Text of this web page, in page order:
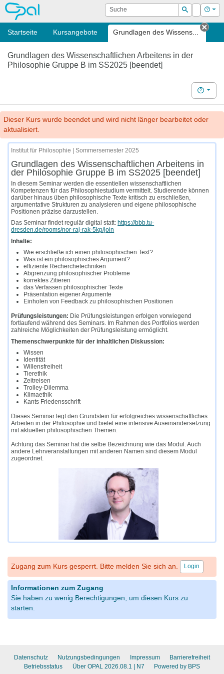
OPAL Suche
Suchen
Login Hilfe
Startseite Kursangebote Grundlagen des Wissens...
Tab
Grundlagen des Wissenschaftlichen Arbeitens in der
Philosophie Gruppe B im SS2025 [beendet]
Hilfe
Dieser Kurs wurde beendet und wird nicht länger bearbeitet oder
aktualisiert.
Institut für Philosophie | Sommersemester 2025
Grundlagen des Wissenschaftlichen Arbeitens in
der Philosophie Gruppe B im SS2025 [beendet]
In diesem Seminar werden die essentiellen wissenschaftlichen
Kompetenzen für das Philosophiestudium vermittelt. Studierende können
darüber hinaus üben philosophische Texte kritisch zu erschließen,
argumentative Strukturen zu analysieren und eigene philosophische
Positionen präzise darzustellen.
Das Seminar findet regulär digital statt: https://bbb.tu-
dresden.de/rooms/nor-raj-rak-5kp/join
Inhalte:
Wie erschließe ich einen philosophischen Text?
Was ist ein philosophisches Argument?
effiziente Recherchetechniken
Abgrenzung philosophischer Probleme
korrektes Zitieren
das Verfassen philosophischer Texte
Präsentation eigener Argumente
Einholen von Feedback zu philosophischen Positionen
Prüfungsleistungen: Die Prüfungsleistungen erfolgen vorwiegend
fortlaufend während des Seminars. Im Rahmen des Portfolios werden
zahlreiche Möglichkeiten der Prüfungsleistung ermöglicht.
Themenschwerpunkte für der inhaltlichen Diskussion:
Wissen
Identität
Willensfreiheit
Tierethik
Zeitreisen
Trolley-Dilemma
Klimaethik
Kants Friedensschrift
Dieses Seminar legt den Grundstein für erfolgreiches wissenschaftliches
Arbeiten in der Philosophie und bietet eine intensive Auseinandersetzung
mit aktuellen philosophischen Themen.
Achtung das Seminar hat die selbe Bezeichnung wie das Modul. Auch
andere Lehrveranstaltungen mit anderen Namen sind diesem Modul
zugeordnet.
Zugang zum Kurs gesperrt. Bitte melden Sie sich an. Login
Informationen zum Zugang
Sie haben zu wenig Berechtigungen, um diesen Kurs zu
starten.
Datenschutz Nutzungsbedingungen Impressum
Barrierefreiheit
Betriebsstatus
Über OPAL 2026.08.1 | N7 Powered by BPS